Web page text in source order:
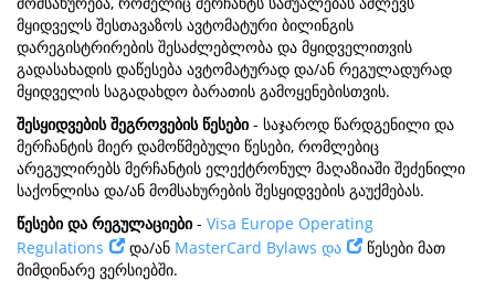
მყიდველს შესთავაზოს ავტომატური ბილინგის
დარეგისტრირების შესაძლებლობა და მყიდველითვის
გადასახადის დაწესება ავტომატურად და/ან რეგულადურად
მყიდველის საგადახდო ბარათის გამოყენებისთვის.
შესყიდვების შეგროვების წესები - საჯაროდ წარდგენილი და
მერჩანტის მიერ დამოწმებული წესები, რომლებიც
არეგულირებს მერჩანტის ელექტრონულ მაღაზიაში შეძენილი
საქონლისა და/ან მომსახურების შესყიდვების გაუქმებას.
წესები და რეგულაციები - Visa Europe Operating
Regulations
და/ან MasterCard Bylaws და
წესები მათ
მიმდინარე ვერსიებში.